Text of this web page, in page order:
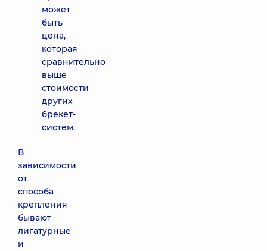
может
быть
цена,
которая
сравнительно
выше
стоимости
других
брекет-
систем.
В
зависимости
от
способа
крепления
бывают
лигатурные
и